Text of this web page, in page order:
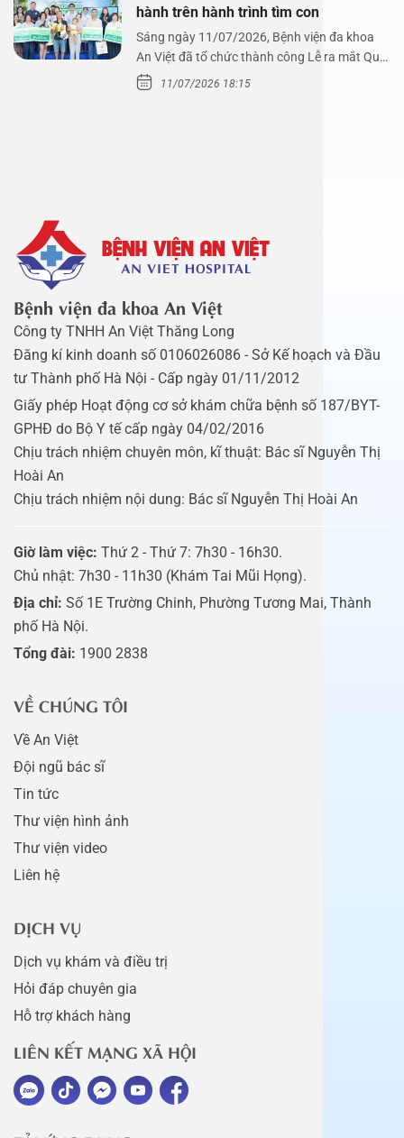
hành trên hành trình tìm con
Sáng ngày 11/07/2026, Bệnh viện đa khoa
An Việt đã tổ chức thành công Lễ ra mắt Quỹ
Mầm Xanh…
11/07/2026 18:15
Bệnh viện đa khoa An Việt
Công ty TNHH An Việt Thăng Long
Đăng kí kinh doanh số 0106026086 - Sở Kế hoạch và Đầu
tư Thành phố Hà Nội - Cấp ngày 01/11/2012
Giấy phép Hoạt động cơ sở khám chữa bệnh số 187/BYT-
GPHĐ do Bộ Y tế cấp ngày 04/02/2016
Chịu trách nhiệm chuyên môn, kĩ thuật: Bác sĩ Nguyễn Thị
Hoài An
Chịu trách nhiệm nội dung: Bác sĩ Nguyễn Thị Hoài An
Giờ làm việc: Thứ 2 - Thứ 7: 7h30 - 16h30.
Chủ nhật: 7h30 - 11h30 (Khám Tai Mũi Họng).
Địa chỉ: Số 1E Trường Chinh, Phường Tương Mai, Thành
phố Hà Nội.
Tổng đài: 1900 2838
VỀ CHÚNG TÔI
Về An Việt
Đội ngũ bác sĩ
Tin tức
Thư viện hình ảnh
Thư viện video
Liên hệ
DỊCH VỤ
Dịch vụ khám và điều trị
Hỏi đáp chuyên gia
Hỗ trợ khách hàng
LIÊN KẾT MẠNG XÃ HỘI